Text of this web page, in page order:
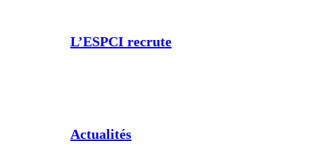
L’ESPCI recrute
Actualités